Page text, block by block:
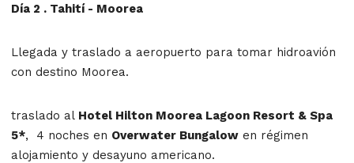
Día 2 . Tahití - Moorea
Llegada y traslado a aeropuerto para tomar hidroavión
con destino Moorea.
traslado al Hotel Hilton Moorea Lagoon Resort & Spa
5*, 4 noches en Overwater Bungalow en régimen
alojamiento y desayuno americano.